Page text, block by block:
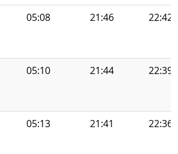
05:08 21:46 22:42
05:10 21:44 22:39
05:13 21:41 22:36